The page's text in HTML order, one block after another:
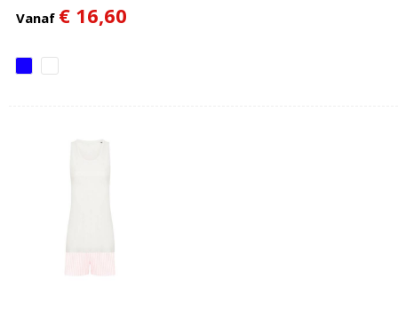
Vanaf € 16,60